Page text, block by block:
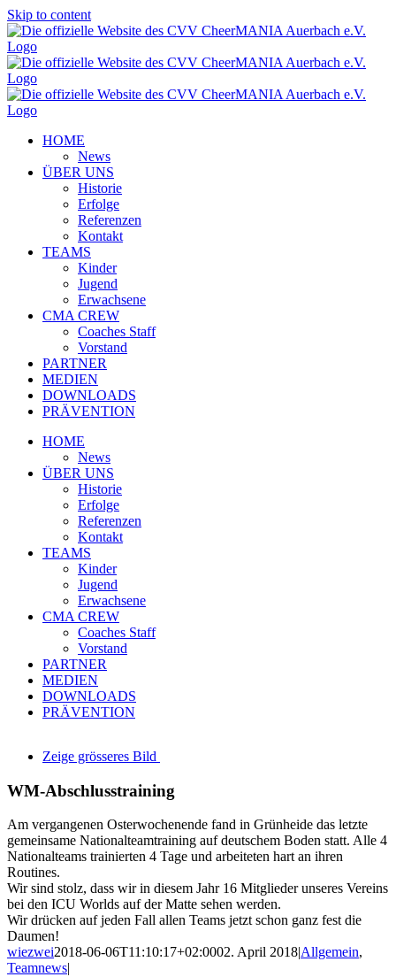
Skip to content
HOME
News
ÜBER UNS
Historie
Erfolge
Referenzen
Kontakt
TEAMS
Kinder
Jugend
Erwachsene
CMA CREW
Coaches Staff
Vorstand
PARTNER
MEDIEN
DOWNLOADS
PRÄVENTION
HOME
News
ÜBER UNS
Historie
Erfolge
Referenzen
Kontakt
TEAMS
Kinder
Jugend
Erwachsene
CMA CREW
Coaches Staff
Vorstand
PARTNER
MEDIEN
DOWNLOADS
PRÄVENTION
Zeige grösseres Bild
WM-Abschlusstraining
Am vergangenen Osterwochenende fand in Grünheide das letzte
gemeinsame Nationalteamtraining auf deutschem Boden statt. Alle 4
Nationalteams trainierten 4 Tage und arbeiteten hart an ihren
Routines.
Wir sind stolz, dass wir in diesem Jahr 16 Mitglieder unseres Vereins
bei den ICU Worlds auf der Matte sehen werden.
Wir drücken auf jeden Fall allen Teams jetzt schon ganz fest die
Daumen!
wiezwei2018-06-06T11:10:17+02:0002. April 2018|Allgemein,
Teamnews|